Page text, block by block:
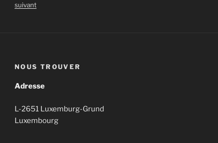
suivant
NOUS TROUVER
Adresse
L-2651 Luxemburg-Grund
Luxembourg